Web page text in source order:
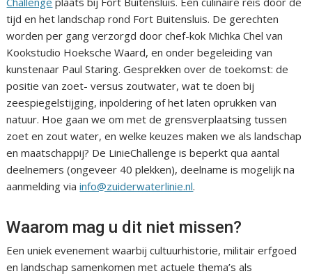
tijd en het landschap rond Fort Buitensluis. De gerechten
worden per gang verzorgd door chef-kok Michka Chel van
Kookstudio Hoeksche Waard, en onder begeleiding van
kunstenaar Paul Staring. Gesprekken over de toekomst: de
positie van zoet- versus zoutwater, wat te doen bij
zeespiegelstijging, inpoldering of het laten oprukken van
natuur. Hoe gaan we om met de grensverplaatsing tussen
zoet en zout water, en welke keuzes maken we als landschap
en maatschappij? De LinieChallenge is beperkt qua aantal
deelnemers (ongeveer 40 plekken), deelname is mogelijk na
aanmelding viainfo@zuiderwaterlinie.nl.
Waarom mag u dit niet missen?
Een uniek evenement waarbij cultuurhistorie, militair erfgoed
en landschap samenkomen met actuele thema’s als